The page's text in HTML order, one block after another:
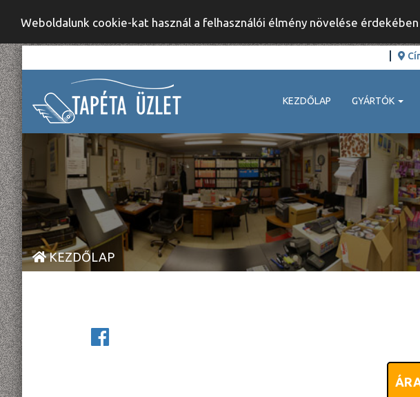
Weboldalunk cookie-kat használ a felhasználói élmény növelése érdekében
KEZDŐLAP GYÁRTÓK
KEZDŐLAP